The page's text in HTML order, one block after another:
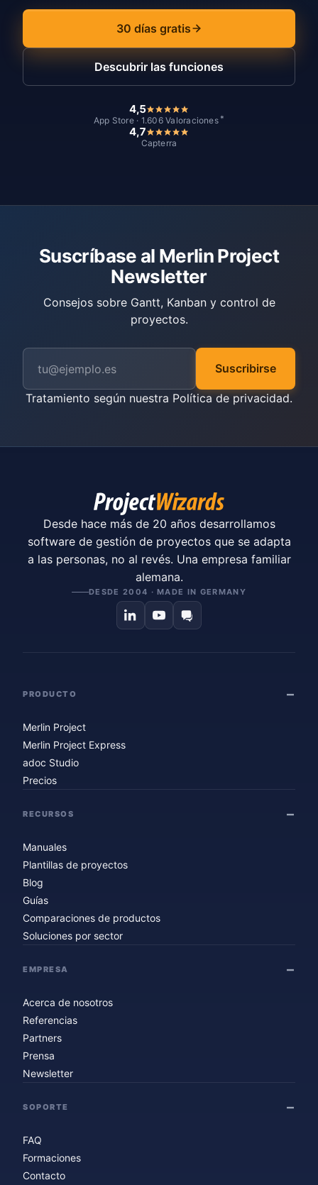
30 días gratis
Descubrir las funciones
4,5
App Store · 1.606 Valoraciones *
4,7
Capterra
Suscríbase al Merlin Project
Newsletter
Consejos sobre Gantt, Kanban y control de
proyectos.
Suscribirse
Tratamiento según nuestra Política de privacidad.
Desde hace más de 20 años desarrollamos
software de gestión de proyectos que se adapta
a las personas, no al revés. Una empresa familiar
alemana.
DESDE 2004 · MADE IN GERMANY
PRODUCTO
Merlin Project
Merlin Project Express
adoc Studio
Precios
RECURSOS
Manuales
Plantillas de proyectos
Blog
Guías
Comparaciones de productos
Soluciones por sector
EMPRESA
Acerca de nosotros
Referencias
Partners
Prensa
Newsletter
SOPORTE
FAQ
Formaciones
Contacto